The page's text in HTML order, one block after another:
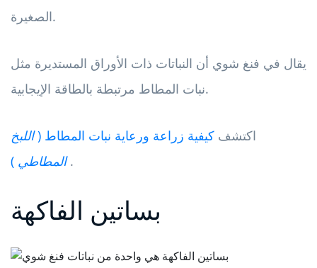
الصغيرة.
يقال في فنغ شوي أن النباتات ذات الأوراق المستديرة مثل
نبات المطاط مرتبطة بالطاقة الإيجابية.
اكتشف كيفية زراعة ورعاية نبات المطاط (اللبخ
المطاطي ) .
بساتين الفاكهة